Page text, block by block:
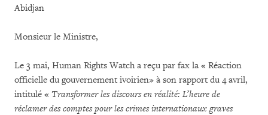
Abidjan
Monsieur le Ministre,
Le 3 mai, Human Rights Watch a reçu par fax la « Réaction
officielle du gouvernement ivoirien» à son rapport du 4 avril,
intitulé « Transformer les discours en réalité: L’heure de
réclamer des comptes pour les crimes internationaux graves